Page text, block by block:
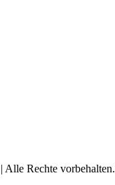
Rechte vorbehalten.